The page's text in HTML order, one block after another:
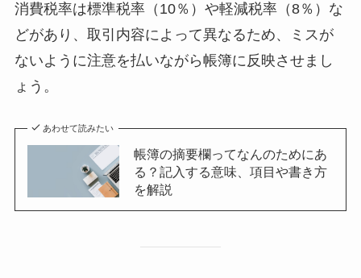
消費税率は標準税率（10％）や軽減税率（8％）な
どがあり、取引内容によって異なるため、ミスが
ないように注意を払いながら帳簿に反映させまし
ょう。
あわせて読みたい
帳簿の摘要欄ってなんのためにあ
る？記入する意味、項目や書き方
を解説